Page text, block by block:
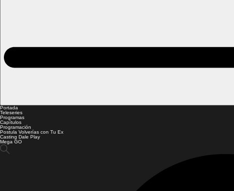
Portada
Teleseries
Programas
Capítulos
Programación
Postula Volverías con Tu Ex
Casting Dale Play
Mega GO